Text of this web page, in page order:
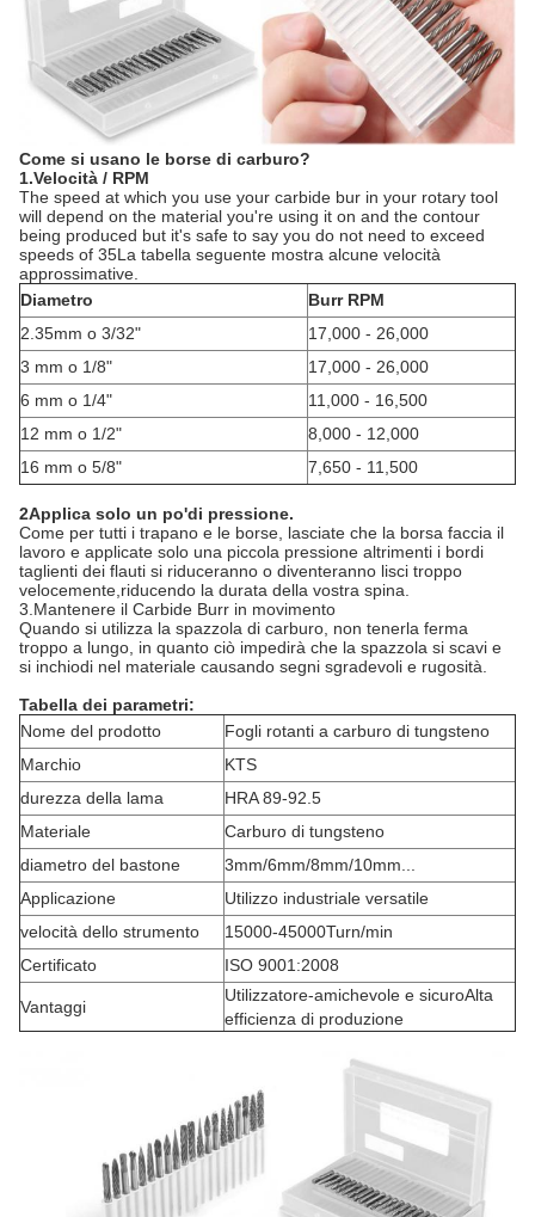
Come si usano le borse di carburo?
1.Velocità / RPM
The speed at which you use your carbide bur in your rotary tool
will depend on the material you're using it on and the contour
being produced but it's safe to say you do not need to exceed
speeds of 35La tabella seguente mostra alcune velocità
approssimative.
Diametro
Burr RPM
2.35mm o 3/32"
17,000 - 26,000
3 mm o 1/8"
17,000 - 26,000
6 mm o 1/4"
11,000 - 16,500
12 mm o 1/2"
8,000 - 12,000
16 mm o 5/8"
7,650 - 11,500
2Applica solo un po'di pressione.
Come per tutti i trapano e le borse, lasciate che la borsa faccia il
lavoro e applicate solo una piccola pressione altrimenti i bordi
taglienti dei flauti si riduceranno o diventeranno lisci troppo
velocemente,riducendo la durata della vostra spina.
3.Mantenere il Carbide Burr in movimento
Quando si utilizza la spazzola di carburo, non tenerla ferma
troppo a lungo, in quanto ciò impedirà che la spazzola si scavi e
si inchiodi nel materiale causando segni sgradevoli e rugosità.
Tabella dei parametri:
Nome del prodotto
Fogli rotanti a carburo di tungsteno
Marchio
KTS
durezza della lama
HRA 89-92.5
Materiale
Carburo di tungsteno
diametro del bastone
3mm/6mm/8mm/10mm...
Applicazione
Utilizzo industriale versatile
velocità dello strumento
15000-45000Turn/min
Certificato
ISO 9001:2008
Vantaggi
Utilizzatore-amichevole e sicuroAlta
efficienza di produzione